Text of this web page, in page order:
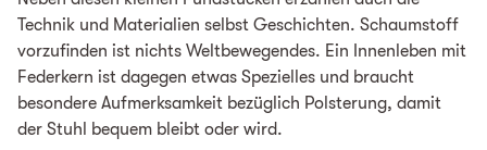
Technik und Materialien selbst Geschichten. Schaumstoff
vorzufinden ist nichts Weltbewegendes. Ein Innenleben mit
Federkern ist dagegen etwas Spezielles und braucht
besondere Aufmerksamkeit bezüglich Polsterung, damit
der Stuhl bequem bleibt oder wird.